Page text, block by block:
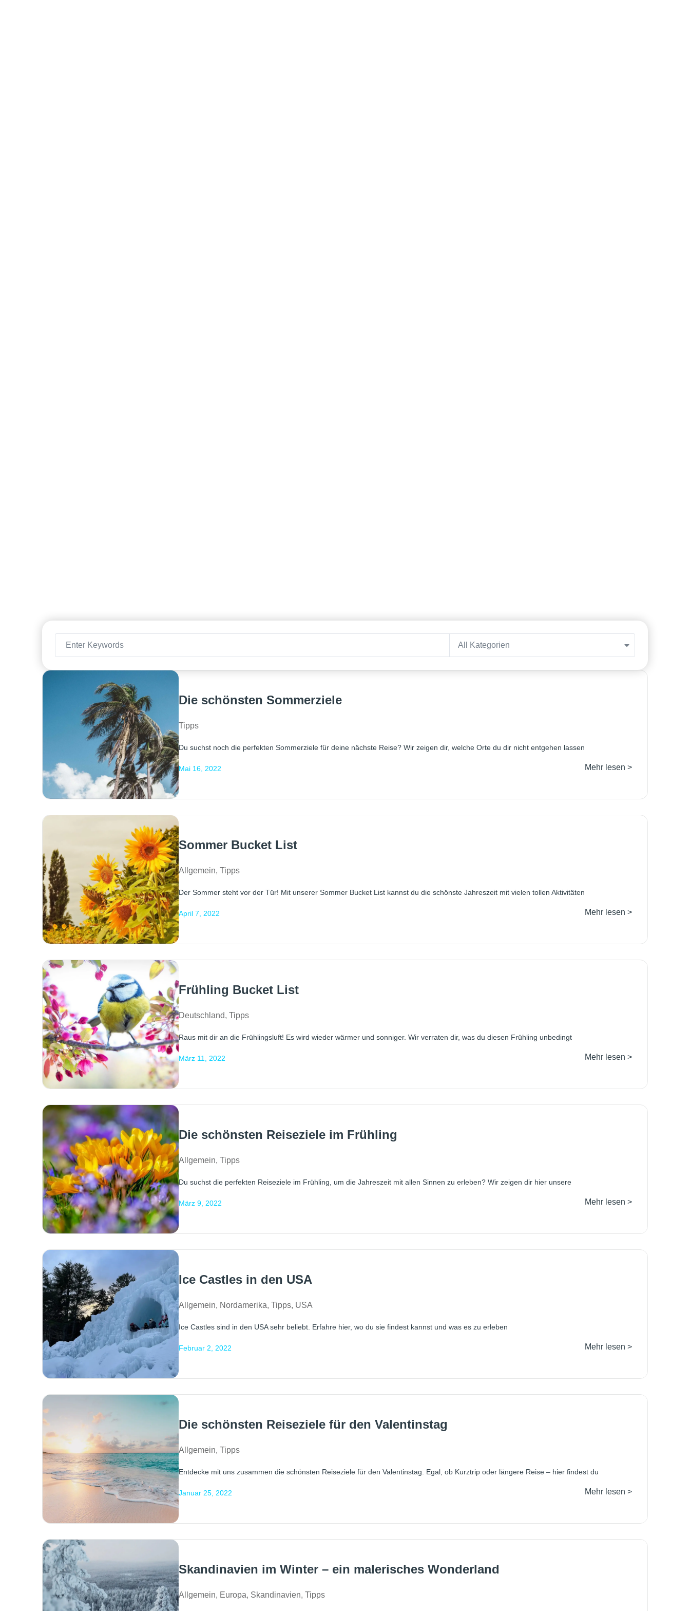
All Kategorien
Die schönsten Sommerziele
Tipps
Du suchst noch die perfekten Sommerziele für deine nächste Reise? Wir zeigen dir, welche Orte du dir nicht entgehen lassen
Mai 16, 2022 Mehr lesen >
Sommer Bucket List
Allgemein, Tipps
Der Sommer steht vor der Tür! Mit unserer Sommer Bucket List kannst du die schönste Jahreszeit mit vielen tollen Aktivitäten
April 7, 2022 Mehr lesen >
Frühling Bucket List
Deutschland, Tipps
Raus mit dir an die Frühlingsluft! Es wird wieder wärmer und sonniger. Wir verraten dir, was du diesen Frühling unbedingt
März 11, 2022 Mehr lesen >
Die schönsten Reiseziele im Frühling
Allgemein, Tipps
Du suchst die perfekten Reiseziele im Frühling, um die Jahreszeit mit allen Sinnen zu erleben? Wir zeigen dir hier unsere
März 9, 2022 Mehr lesen >
Ice Castles in den USA
Allgemein, Nordamerika, Tipps, USA
Ice Castles sind in den USA sehr beliebt. Erfahre hier, wo du sie findest kannst und was es zu erleben
Februar 2, 2022 Mehr lesen >
Die schönsten Reiseziele für den Valentinstag
Allgemein, Tipps
Entdecke mit uns zusammen die schönsten Reiseziele für den Valentinstag. Egal, ob Kurztrip oder längere Reise – hier findest du
Januar 25, 2022 Mehr lesen >
Skandinavien im Winter – ein malerisches Wonderland
Allgemein, Europa, Skandinavien, Tipps